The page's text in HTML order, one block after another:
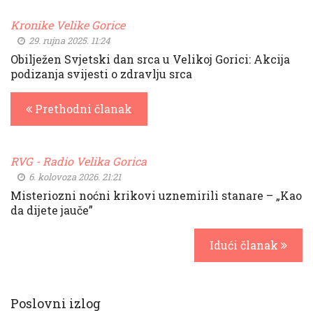
Kronike Velike Gorice
29. rujna 2025. 11:24
Obilježen Svjetski dan srca u Velikoj Gorici: Akcija
podizanja svijesti o zdravlju srca
Prethodni članak
RVG - Radio Velika Gorica
6. kolovoza 2026. 21:21
Misteriozni noćni krikovi uznemirili stanare – „Kao
da dijete jauče”
Idući članak
Poslovni izlog